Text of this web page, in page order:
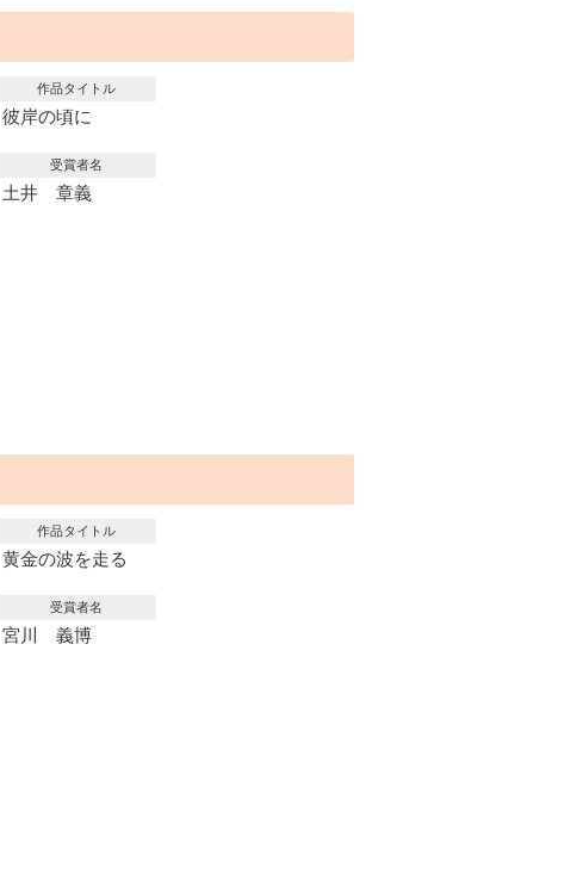
作品タイトル
彼岸の頃に
受賞者名
土井 章義
作品タイトル
黄金の波を走る
受賞者名
宮川 義博